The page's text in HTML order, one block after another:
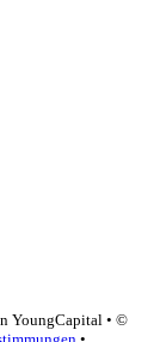
YoungCapital • ©